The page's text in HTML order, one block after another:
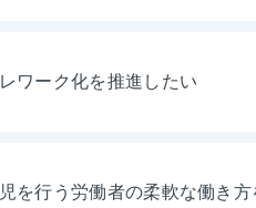
ワーク化を推進したい
を行う労働者の柔軟な働き